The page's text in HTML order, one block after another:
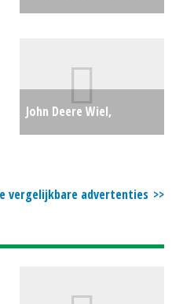
John Deere Wiel,
#28443
vergelijkbare advertenties